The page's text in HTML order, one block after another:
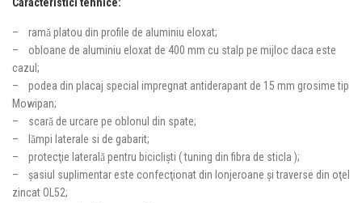
– ramǎ platou din profile de aluminiu eloxat;
– obloane de aluminiu eloxat de 400 mm cu stalp pe mijloc daca este
cazul;
– podea din placaj special impregnat antiderapant de 15 mm grosime tip
Mowipan;
– scarǎ de urcare pe oblonul din spate;
– lǎmpi laterale si de gabarit;
– protecţie lateralǎ pentru biciclişti ( tuning din fibra de sticla );
– şasiul suplimentar este confecţionat din lonjeroane şi traverse din oţel
zincat OL52;